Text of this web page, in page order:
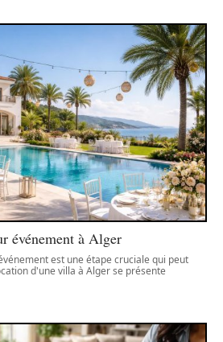
événement à Alger
est une étape cruciale qui peut
d'une villa à Alger se présente